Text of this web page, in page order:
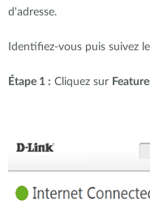
d'adresse.
Identifiez-vous puis suivez
Étape 1 : Cliquez sur